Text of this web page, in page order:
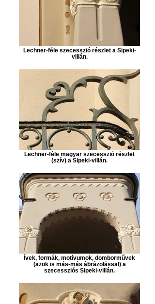
Lechner-féle szecesszió részlet a Sipeki-
villán.
Lechner-féle magyar szecesszió részlet
(szív) a Sipeki-villán.
Ívek, formák, motívumok, domborművek
(azok is más-más ábrázolással) a
szecessziós Sipeki-villán.